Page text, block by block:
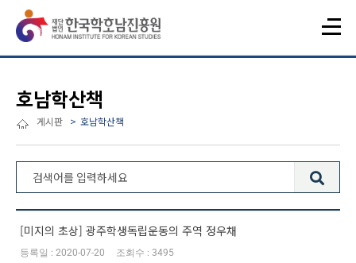
호남학산책
게시판 호남학산책
전체 510건
[미지의 초상] 광주학생독립운동의 주역 정우채
2020-07-20 3495